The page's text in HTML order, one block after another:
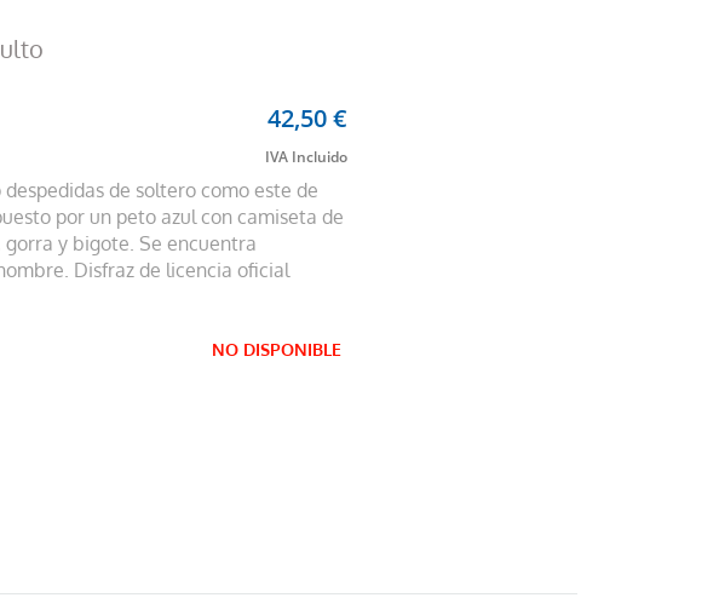
42,50 €
de soltero como este de
por un peto azul con camiseta de
y bigote. Se encuentra
Disfraz de licencia oficial
NO DISPONIBLE